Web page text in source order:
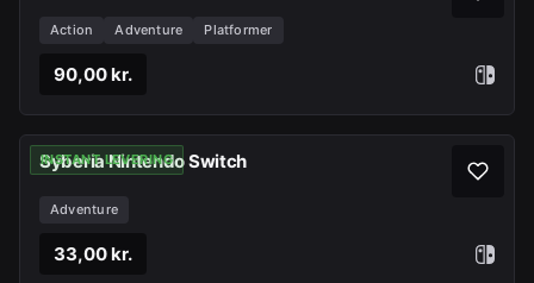
Action Adventure Platformer
90,00 kr.
INSTANT LEVERING
Syberia Nintendo Switch
Adventure
33,00 kr.